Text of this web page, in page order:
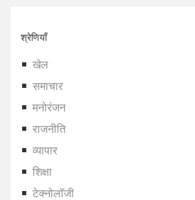
श्रेणियाँ
खेल
समाचार
मनोरंजन
राजनीति
व्यापार
शिक्षा
टेक्नोलॉजी